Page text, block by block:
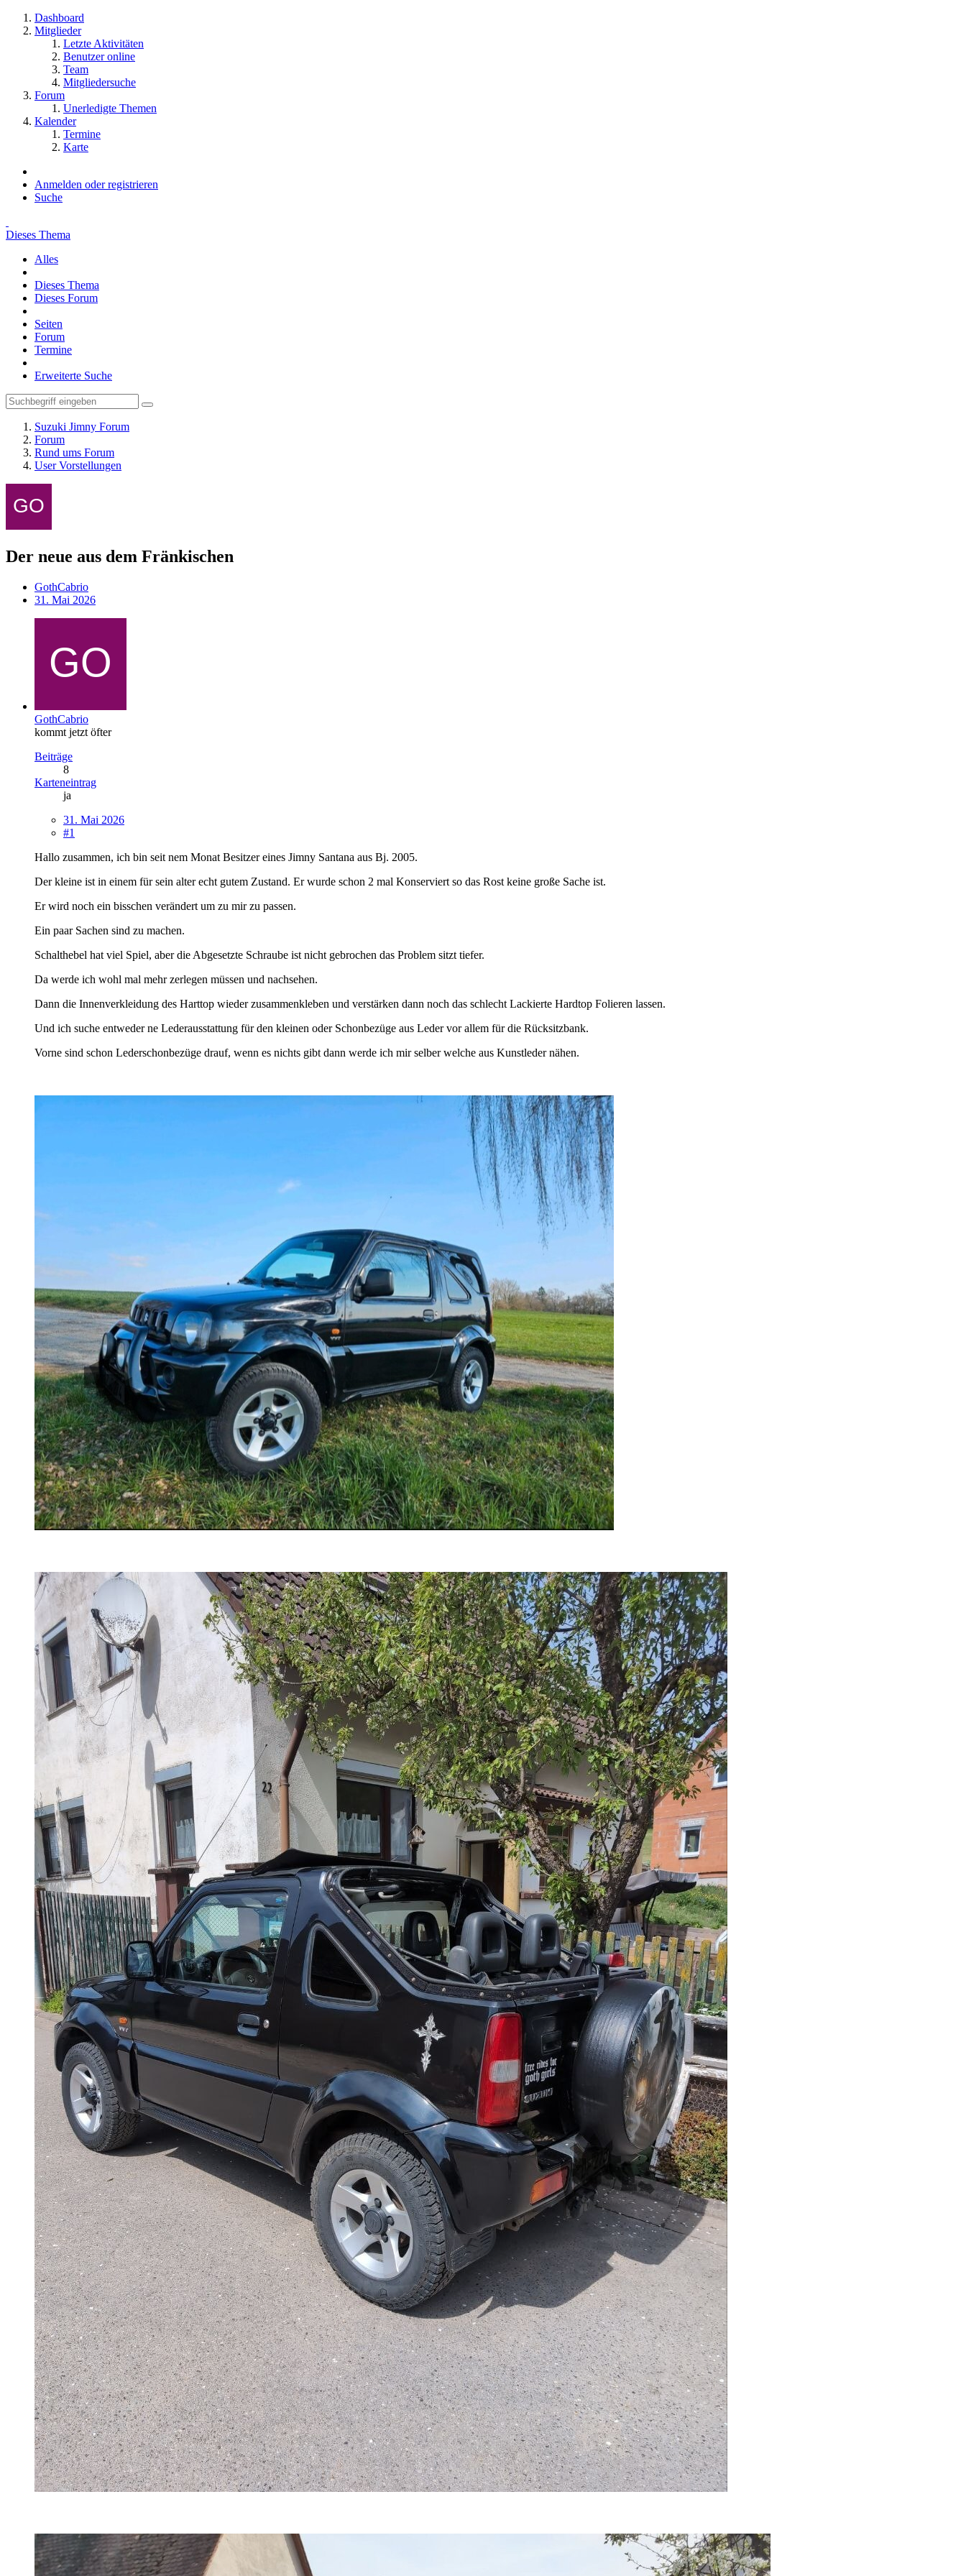
Dashboard
Mitglieder
Letzte Aktivitäten
Benutzer online
Team
Mitgliedersuche
Forum
Unerledigte Themen
Kalender
Termine
Karte
Anmelden oder registrieren
Suche
Dieses Thema
Alles
Dieses Thema
Dieses Forum
Seiten
Forum
Termine
Erweiterte Suche
Suzuki Jimny Forum
Forum
Rund ums Forum
User Vorstellungen
Der neue aus dem Fränkischen
GothCabrio
31. Mai 2026
GothCabrio
kommt jetzt öfter
Beiträge
8
Karteneintrag
ja
31. Mai 2026
#1
Hallo zusammen, ich bin seit nem Monat Besitzer eines Jimny Santana aus Bj. 2005.
Der kleine ist in einem für sein alter echt gutem Zustand. Er wurde schon 2 mal Konserviert so das Rost keine große Sache ist.
Er wird noch ein bisschen verändert um zu mir zu passen.
Ein paar Sachen sind zu machen.
Schalthebel hat viel Spiel, aber die Abgesetzte Schraube ist nicht gebrochen das Problem sitzt tiefer.
Da werde ich wohl mal mehr zerlegen müssen und nachsehen.
Dann die Innenverkleidung des Harttop wieder zusammenkleben und verstärken dann noch das schlecht Lackierte Hardtop Folieren lassen.
Und ich suche entweder ne Lederausstattung für den kleinen oder Schonbezüge aus Leder vor allem für die Rücksitzbank.
Vorne sind schon Lederschonbezüge drauf, wenn es nichts gibt dann werde ich mir selber welche aus Kunstleder nähen.